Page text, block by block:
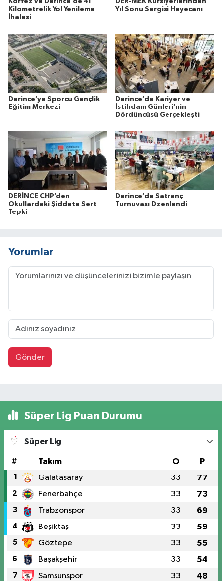
Kilometrelik Yol Yenileme
İhalesi
Yıl Sonu Sergisi Heyecanı
Derince’ye Sporcu Gençlik
Eğitim Merkezi
Derince’de Kariyer ve
İstihdam Günleri’nin
Dördüncüsü Gerçekleşti
DERİNCE CHP’den
Okullardaki Şiddete Sert
Tepki
Derince’de Satranç
Turnuvası Dzenlendi
Yorumlar
Gönder
Süper Lig Puan Durumu
Süper Lig
# Takım O P
1 Galatasaray 33 77
2 Fenerbahçe 33 73
3 Trabzonspor 33 69
4 Beşiktaş 33 59
5 Göztepe 33 55
6 Başakşehir 33 54
7 Samsunspor 33 48